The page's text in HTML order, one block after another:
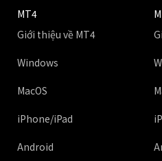
MT4
Giới thiệu về MT4
Windows
MacOS
iPhone/iPad
Android